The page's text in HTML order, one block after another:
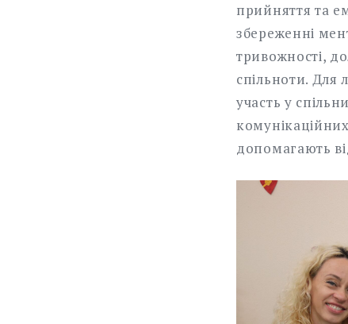
прийняття та
збереженні
тривожності,
спільноти. Для
участь у
допомагають